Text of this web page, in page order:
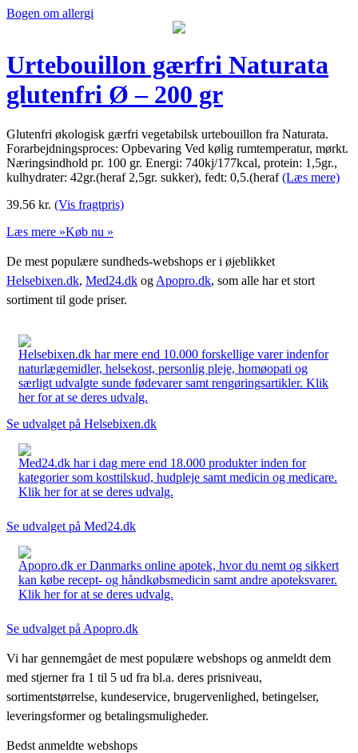
Bogen om allergi
Urtebouillon gærfri Naturata
glutenfri Ø – 200 gr
Glutenfri økologisk gærfri vegetabilsk urtebouillon fra Naturata.
Forarbejdningsproces: Opbevaring Ved kølig rumtemperatur, mørkt.
Næringsindhold pr. 100 gr. Energi: 740kj/177kcal, protein: 1,5gr.,
kulhydrater: 42gr.(heraf 2,5gr. sukker), fedt: 0,5.(heraf(Læs mere)
39.56 kr. (Vis fragtpris)
Læs mere »Køb nu »
De mest populære sundheds-webshops er i øjeblikket
Helsebixen.dk, Med24.dk og Apopro.dk, som alle har et stort
sortiment til gode priser.
Helsebixen.dk har mere end 10.000 forskellige varer indenfor
naturlægemidler, helsekost, personlig pleje, homøopati og
særligt udvalgte sunde fødevarer samt rengøringsartikler. Klik
her for at se deres udvalg.
Se udvalget på Helsebixen.dk
Med24.dk har i dag mere end 18.000 produkter inden for
kategorier som kosttilskud, hudpleje samt medicin og medicare.
Klik her for at se deres udvalg.
Se udvalget på Med24.dk
Apopro.dk er Danmarks online apotek, hvor du nemt og sikkert
kan købe recept- og håndkøbsmedicin samt andre apoteksvarer.
Klik her for at se deres udvalg.
Se udvalget på Apopro.dk
Vi har gennemgået de mest populære webshops og anmeldt dem
med stjerner fra 1 til 5 ud fra bl.a. deres prisniveau,
sortimentstørrelse, kundeservice, brugervenlighed, betingelser,
leveringsformer og betalingsmuligheder.
Bedst anmeldte webshops